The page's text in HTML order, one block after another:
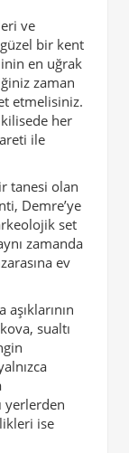
ve
bir kent
en uğrak
zaman
etmelisiniz.
her
ile
tanesi olan
Demre’ye
set
zamanda
ev
sualtı
yerlerden
ise